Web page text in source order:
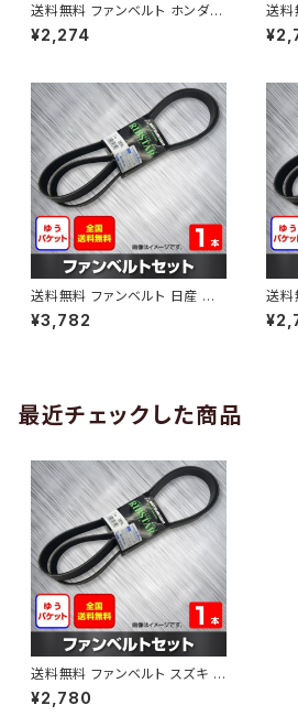
送料無料 ファンベルト ホンダ フ
ィット 型式GE6 H19.10～H25.
09 （国内トップメーカー） 1本 H
¥2,274
送料
ペー
～
送料無料 ファンベルト 日産 キ
ューブ 型式Z12 H20.11～H24.
10 （国内トップメーカー） 1本 H
¥3,782
送料
ゴン
最近チェックした商品
送料無料 ファンベルト スズキ ア
ルト 型式HA35S H23.11～H2
6.12 （国内トップメーカー） 1本
¥2,780